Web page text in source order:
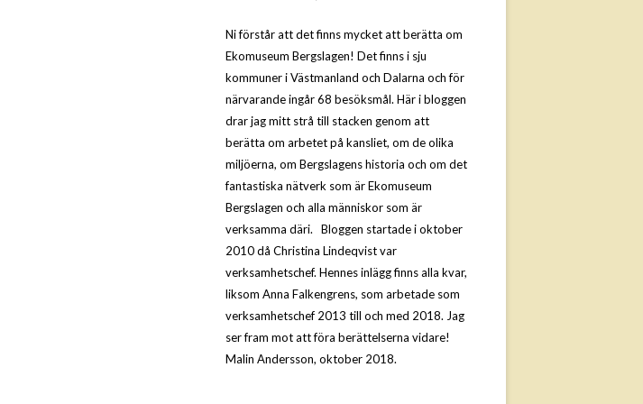
Ni förstår att det finns mycket att berätta om
Ekomuseum Bergslagen! Det finns i sju
kommuner i Västmanland och Dalarna och för
närvarande ingår 68 besöksmål. Här i bloggen
drar jag mitt strå till stacken genom att
berätta om arbetet på kansliet, om de olika
miljöerna, om Bergslagens historia och om det
fantastiska nätverk som är Ekomuseum
Bergslagen och alla människor som är
verksamma däri. Bloggen startade i oktober
2010 då Christina Lindeqvist var
verksamhetschef. Hennes inlägg finns alla kvar,
liksom Anna Falkengrens, som arbetade som
verksamhetschef 2013 till och med 2018. Jag
ser fram mot att föra berättelserna vidare!
Malin Andersson, oktober 2018.